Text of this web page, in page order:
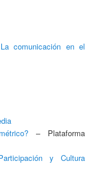
comunicación en el
– Plataforma
y Cultura